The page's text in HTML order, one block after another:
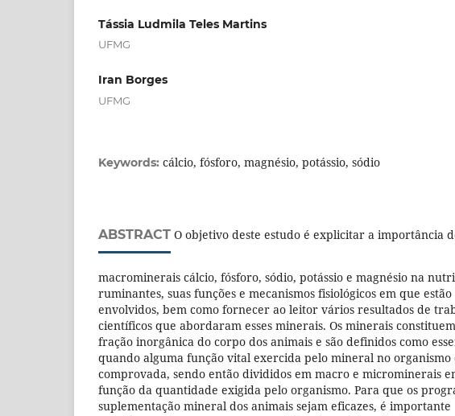
Tássia Ludmila Teles Martins
UFMG
Iran Borges
UFMG
Keywords: cálcio, fósforo, magnésio, potássio, sódio
ABSTRACT O objetivo deste estudo é explicitar a importância
macrominerais cálcio, fósforo, sódio, potássio e magnésio na
ruminantes, suas funções e mecanismos fisiológicos em que estão
envolvidos, bem como fornecer ao leitor vários resultados de
científicos que abordaram esses minerais. Os minerais
fração inorgânica do corpo dos animais e são definidos como
quando alguma função vital exercida pelo mineral no organismo
comprovada, sendo então divididos em macro e microminerais
função da quantidade exigida pelo organismo. Para que os
suplementação mineral dos animais sejam eficazes, é importante